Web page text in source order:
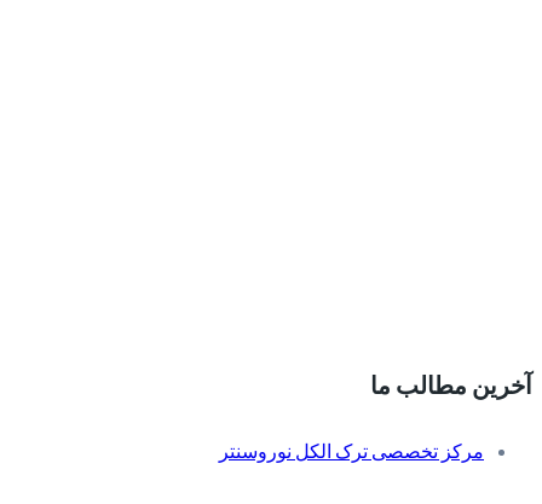
آخرین مطالب ما
مرکز تخصصی ترک الکل نوروسنتر